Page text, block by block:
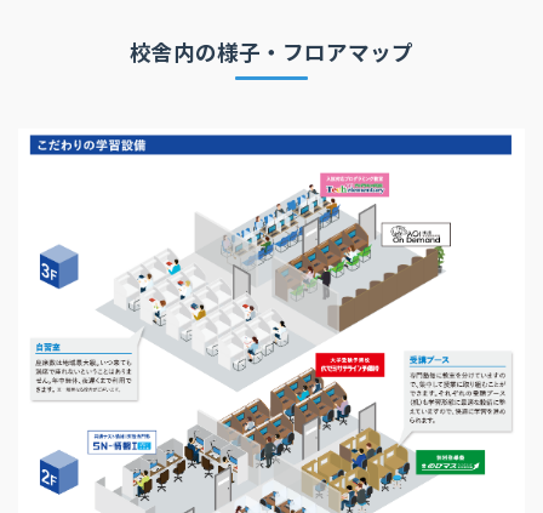
校舎内の様子・フロアマップ